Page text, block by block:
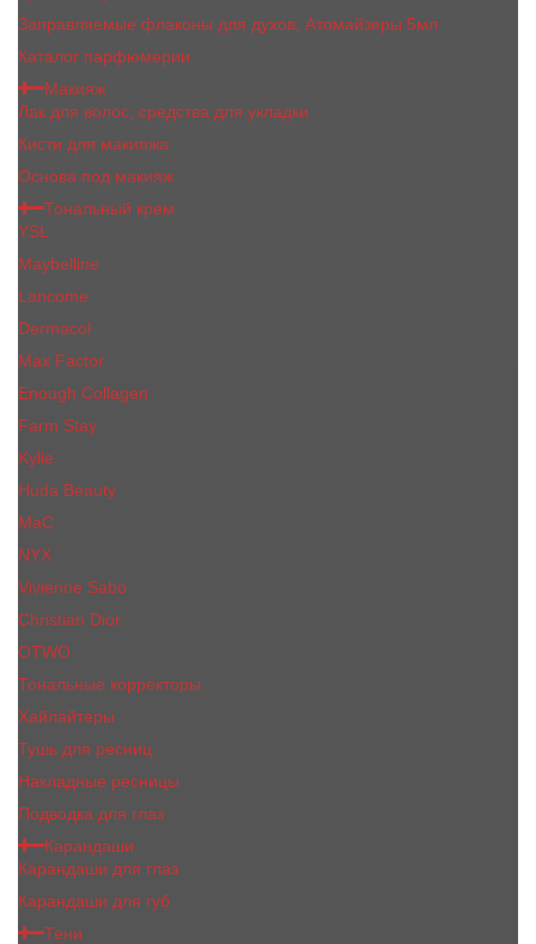
Заправляемые флаконы для духов, Атомайзеры 5мл
Каталог парфюмерии
Макияж
Лак для волос, средства для укладки
Кисти для макияжа
Основа под макияж
Тональный крем
YSL
Maybelline
Lancome
Dermacol
Max Factor
Enough Collagen
Farm Stay
Kylie
Huda Beauty
МаС
NYX
Vivienne Sabo
Сhristiаn Diоr
OTWO
Тональные корректоры
Хайлайтеры
Тушь для ресниц
Накладные ресницы
Подводка для глаз
Карандаши
Карандаши для глаз
Карандаши для губ
Тени